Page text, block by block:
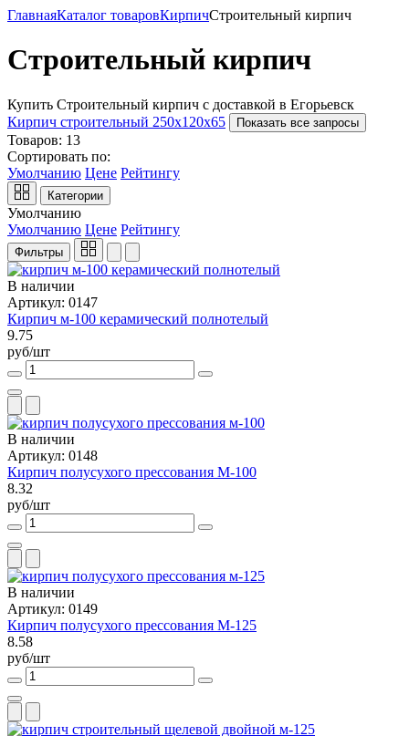
ГлавнаяКаталог товаровКирпичСтроительный кирпич
Строительный кирпич
Купить Строительный кирпич с доставкой в Егорьевск
Кирпич строительный 250х120х65
Показать все запросы
Товаров: 13
Сортировать по:
Умолчанию Цене Рейтингу
Категории
Умолчанию
Умолчанию Цене Рейтингу
Фильтры
В наличии
Артикул: 0147
Кирпич м-100 керамический полнотелый
9.75
руб/шт
В наличии
Артикул: 0148
Кирпич полусухого прессования М-100
8.32
руб/шт
В наличии
Артикул: 0149
Кирпич полусухого прессования М-125
8.58
руб/шт